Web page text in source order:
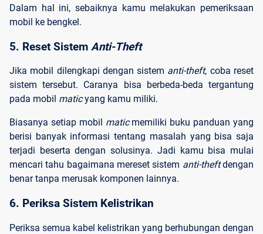
Dalam hal ini, sebaiknya kamu melakukan pemeriksaan
mobil ke bengkel.
5. Reset Sistem Anti-Theft
Jika mobil dilengkapi dengan sistem anti-theft, coba reset
sistem tersebut. Caranya bisa berbeda-beda tergantung
pada mobil maticyang kamu miliki.
Biasanya setiap mobil maticmemiliki buku panduan yang
berisi banyak informasi tentang masalah yang bisa saja
terjadi beserta dengan solusinya. Jadi kamu bisa mulai
mencari tahu bagaimana mereset sistem anti-theftdengan
benar tanpa merusak komponen lainnya.
6. Periksa Sistem Kelistrikan
Periksa semua kabel kelistrikan yang berhubungan dengan